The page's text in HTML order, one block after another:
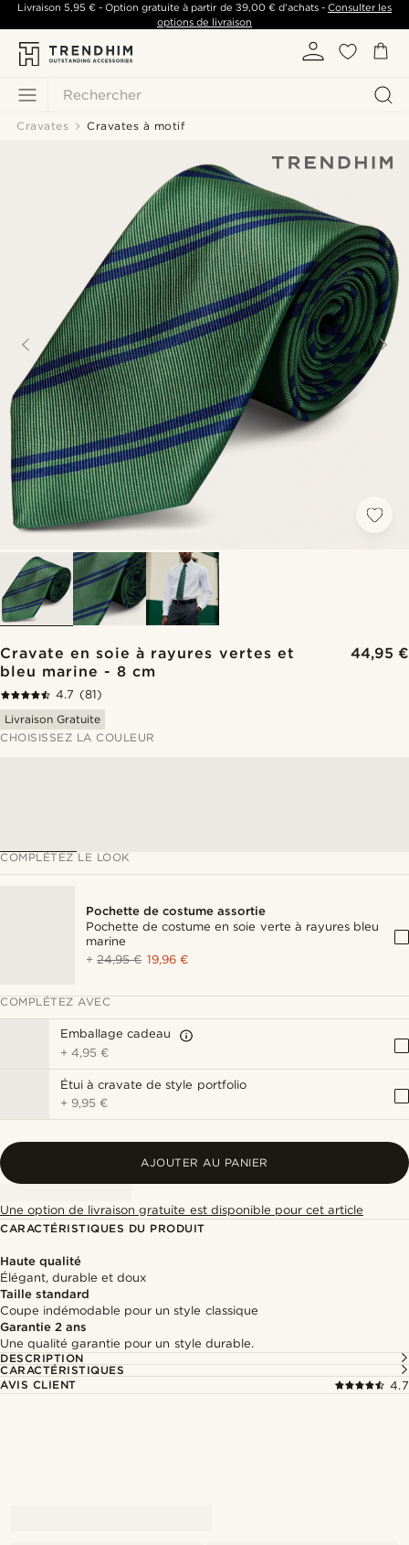
Rechercher
Livraison 5,95 €- Option gratuite à partir de 39,00 €d'achats -Consulter les
options de livraison
Cravates Cravates à motif
Cravate en soie à rayures vertes et
bleu marine - 8 cm
44,95 €
4.7 (81)
Livraison Gratuite
CHOISISSEZ LA COULEUR
COMPLÉTEZ LE LOOK
Pochette de costume assortie
Pochette de costume en soie verte à rayures bleu
marine
+24,95 € 19,96 €
COMPLÉTEZ AVEC
Emballage cadeau
+4,95 €
Étui à cravate de style portfolio
+ 9,95 €
AJOUTER AU PANIER
Une option de livraison gratuite est disponible pour cet article
CARACTÉRISTIQUES DU PRODUIT
Haute qualité
Élégant, durable et doux
Taille standard
Coupe indémodable pour un style classique
Garantie 2 ans
Une qualité garantie pour un style durable.
DESCRIPTION
CARACTÉRISTIQUES
AVIS CLIENT
4.7